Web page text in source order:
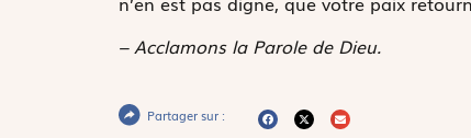
– Acclamons la Parole de Dieu.
Partager sur :